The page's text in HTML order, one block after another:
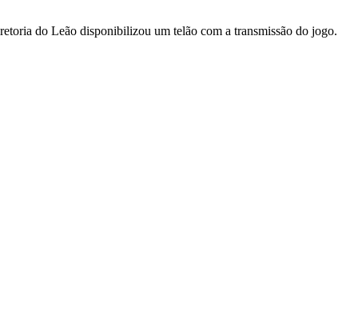
do Leão disponibilizou um telão com a transmissão do jogo.